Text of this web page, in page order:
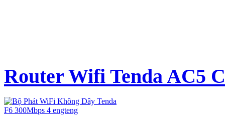
Router Wifi Tenda AC5